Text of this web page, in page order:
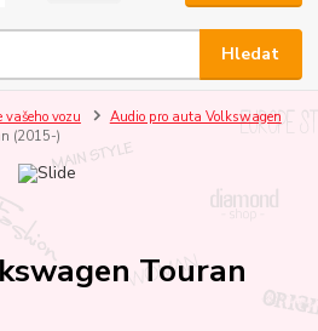
Hledat
vozu
Audio pro auta Volkswagen
(2015-)
Touran